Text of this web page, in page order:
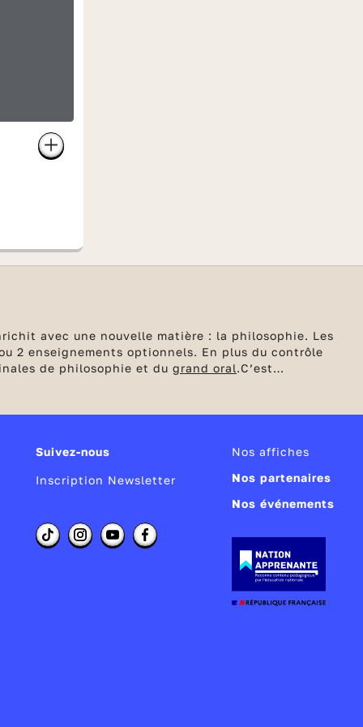
avec une nouvelle matière : la philosophie. Les
2 enseignements optionnels. En plus du contrôle
de philosophie et du grand oral.C’est
Suivez-nous
Inscription Newsletter
Nos affiches
Nos partenaires
Nos événements